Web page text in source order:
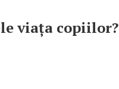
viața copiilor?